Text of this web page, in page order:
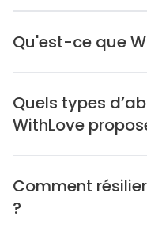
Qu'est-ce que
Quels types
WithLove
Comment
?